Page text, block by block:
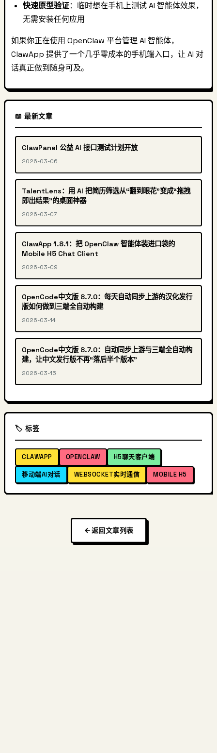
快速原型验证：临时想在手机上测试 AI 智能体效果，
无需安装任何应用
如果你正在使用 OpenClaw 平台管理 AI 智能体，
ClawApp 提供了一个几乎零成本的手机端入口，让 AI 对
话真正做到随身可及。
📖 最新文章
ClawPanel 公益 AI 接口测试计划开放
2026-03-06
TalentLens：用 AI 把简历筛选从“翻到眼花”变成“拖拽
即出结果”的桌面神器
2026-03-07
ClawApp 1.8.1：把 OpenClaw 智能体装进口袋的
Mobile H5 Chat Client
2026-03-09
OpenCode中文版 8.7.0：每天自动同步上游的汉化发行
版如何做到三端全自动构建
2026-03-14
OpenCode中文版 8.7.0：自动同步上游与三端全自动构
建，让中文发行版不再“落后半个版本”
2026-03-15
🏷️ 标签
CLAWAPP OPENCLAW H5聊天客户端
移动端AI对话 WEBSOCKET实时通信 MOBILE H5
返回文章列表